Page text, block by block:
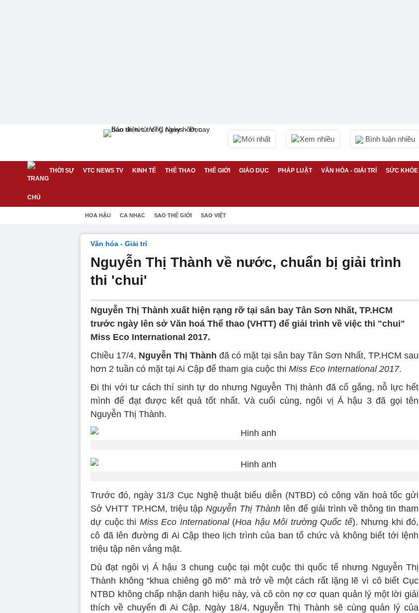
Mới nhất Xem nhiều Bình luận nhiều
THỜI SỰ VTC NEWS TV KINH TẾ THỂ THAO THẾ GIỚI GIÁO DỤC PHÁP LUẬT VĂN HÓA - GIẢI TRÍ SỨC KHỎE
HOA HẬU CA NHẠC SAO THẾ GIỚI SAO VIỆT
Văn hóa - Giải trí
Nguyễn Thị Thành về nước, chuẩn bị giải trình
thi 'chui'
Nguyễn Thị Thành xuất hiện rạng rỡ tại sân bay Tân Sơn Nhất, TP.HCM
trước ngày lên sở Văn hoá Thể thao (VHTT) để giải trình về việc thi "chui"
Miss Eco International 2017.
Chiều 17/4, Nguyễn Thị Thành đã có mặt tại sân bay Tân Sơn Nhất, TP.HCM sau
hơn 2 tuần có mặt tại Ai Cập để tham gia cuộc thi Miss Eco International 2017.
Đi thi với tư cách thí sinh tự do nhưng Nguyễn Thị thành đã cố gắng, nỗ lực hết
mình để đạt được kết quả tốt nhất. Và cuối cùng, ngôi vị Á hậu 3 đã gọi tên
Nguyễn Thị Thành.
Trước đó, ngày 31/3 Cục Nghệ thuật biểu diễn (NTBD) có công văn hoả tốc gửi
Sở VHTT TP.HCM, triệu tậpNguyễn Thị Thành lên để giải trình về thông tin tham
dự cuộc thi Miss Eco International(Hoa hậu Môi trường Quốc tế). Nhưng khi đó,
cô đã lên đường đi Ai Cập theo lịch trình của ban tổ chức và không biết tới lệnh
triệu tập nên vắng mặt.
Dù đạt ngôi vị Á hậu 3 chung cuộc tại một cuộc thi quốc tế nhưng Nguyễn Thị
Thành không “khua chiêng gõ mõ” mà trở về một cách rất lặng lẽ vì cô biết Cục
NTBD không chấp nhận danh hiệu này, và cô còn nợ cơ quan quản lý một lời giải
thích về chuyến đi Ai Cập. Ngày 18/4, Nguyễn Thị Thành sẽ cùng quản lý của